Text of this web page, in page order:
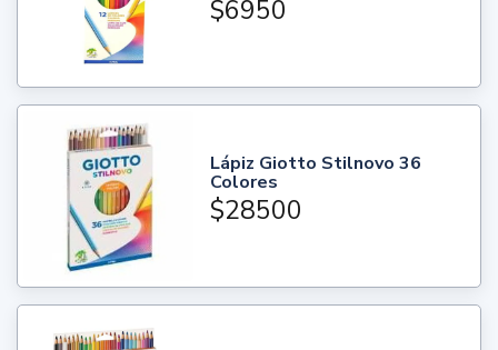
$6950
Lápiz Giotto Stilnovo 36
Colores
$28500